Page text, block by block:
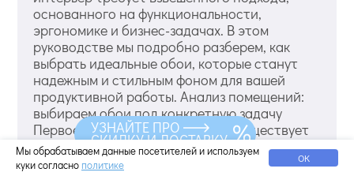
основанного на функциональности,
эргономике и бизнес-задачах. В этом
руководстве мы подробно разберем, как
выбрать идеальные обои, которые станут
надежным и стильным фоном для вашей
продуктивной работы. Анализ помещений:
выбираем обои под конкретную задачу
Первое и главное правило — не существует
универсальных «офисных обоев». Выбор
должен начинаться с анализа функции
Мы обрабатываем данные посетителей и используем
куки согласно политике ОК
УЗНАЙТЕ ПРО
СКИДКУ И ДОСТАВКУ